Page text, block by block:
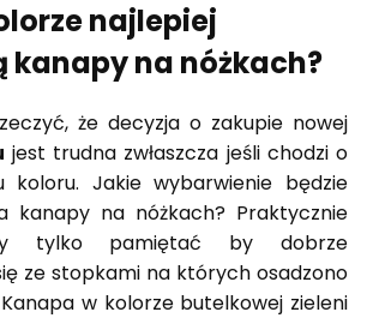
najlepiej
na nóżkach?
że decyzja o zakupie nowej
jest trudna zwłaszcza jeśli chodzi o
koloru. Jakie wybarwienie będzie
kanapy na nóżkach? Praktycznie
tylko pamiętać by dobrze
ze stopkami na których osadzono
w kolorze butelkowej zieleni